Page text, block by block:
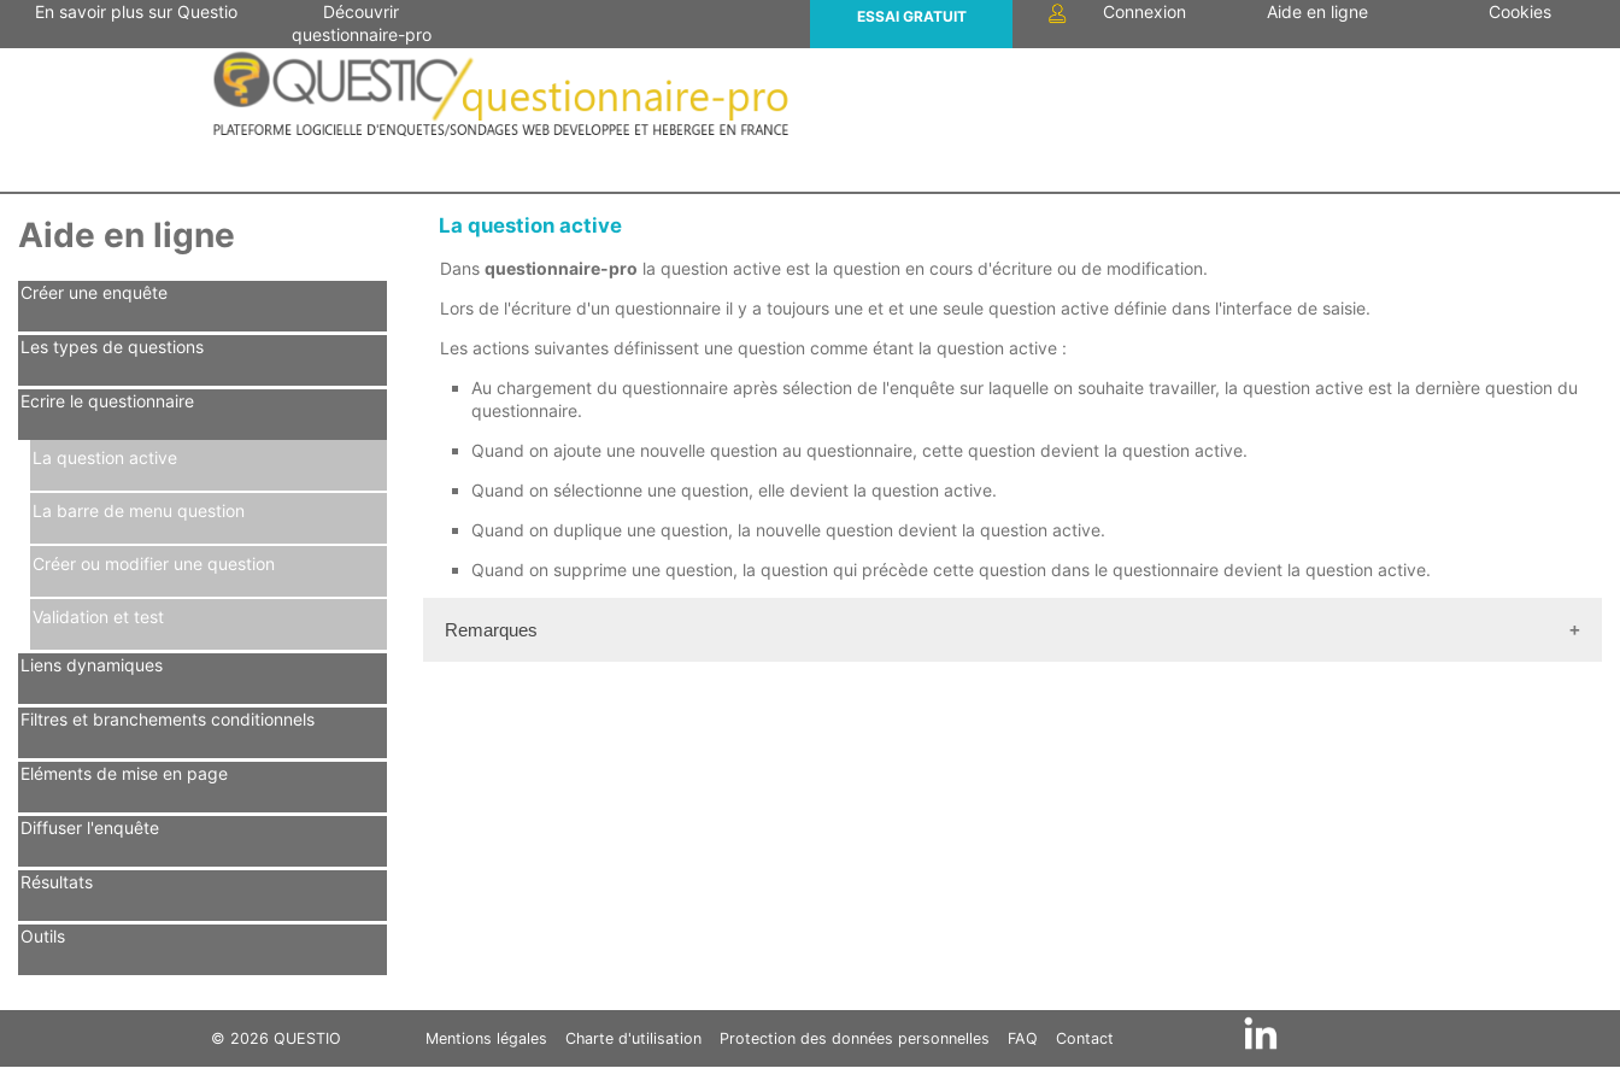
En savoir plus sur Questio
Découvrir
questionnaire-pro
ESSAI GRATUIT Connexion Aide en ligne Cookies
Aide en ligne
Créer une enquête
Les types de questions
Ecrire le questionnaire
La question active
La barre de menu question
Créer ou modifier une question
Validation et test
Liens dynamiques
Filtres et branchements conditionnels
Eléments de mise en page
Diffuser l'enquête
Résultats
Outils
La question active
Dans questionnaire-pro la question active est la question en cours d'écriture ou de modification.
Lors de l'écriture d'un questionnaire il y a toujours une et et une seule question active définie dans l'interface de saisie.
Les actions suivantes définissent une question comme étant la question active :
Au chargement du questionnaire après sélection de l'enquête sur laquelle on souhaite travailler, la question active est la dernière question du
questionnaire.
Quand on ajoute une nouvelle question au questionnaire, cette question devient la question active.
Quand on sélectionne une question, elle devient la question active.
Quand on duplique une question, la nouvelle question devient la question active.
Quand on supprime une question, la question qui précède cette question dans le questionnaire devient la question active.
Remarques
© 2026 QUESTIO Mentions légales Charte d'utilisation Protection des données personnelles FAQ Contact